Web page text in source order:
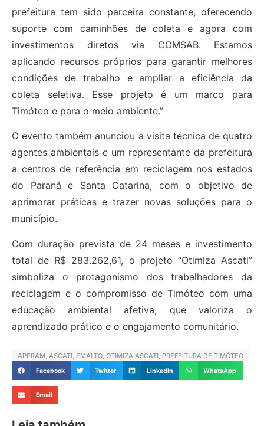
prefeitura tem sido parceira constante, oferecendo
suporte com caminhões de coleta e agora com
investimentos diretos via COMSAB. Estamos
aplicando recursos próprios para garantir melhores
condições de trabalho e ampliar a eficiência da
coleta seletiva. Esse projeto é um marco para
Timóteo e para o meio ambiente.”
O evento também anunciou a visita técnica de quatro
agentes ambientais e um representante da prefeitura
a centros de referência em reciclagem nos estados
do Paraná e Santa Catarina, com o objetivo de
aprimorar práticas e trazer novas soluções para o
município.
Com duração prevista de 24 meses e investimento
total de R$ 283.262,61, o projeto “Otimiza Ascati”
simboliza o protagonismo dos trabalhadores da
reciclagem e o compromisso de Timóteo com uma
educação ambiental afetiva, que valoriza o
aprendizado prático e o engajamento comunitário.
APERAM, ASCATI, EMALTO, OTIMIZA ASCATI, PREFEITURA DE TIMÓTEO
Facebook Twitter LinkedIn WhatsApp
Email